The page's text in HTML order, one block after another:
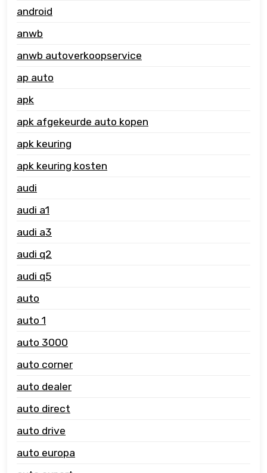
android
anwb
anwb autoverkoopservice
ap auto
apk
apk afgekeurde auto kopen
apk keuring
apk keuring kosten
audi
audi a1
audi a3
audi q2
audi q5
auto
auto 1
auto 3000
auto corner
auto dealer
auto direct
auto drive
auto europa